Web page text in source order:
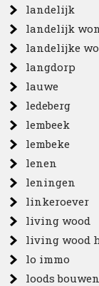
landelijk
landelijk
landelijke
langdorp
lauwe
ledeberg
lembeek
lembeke
lenen
leningen
linkeroever
living wood
living wood
lo immo
loods bouwen